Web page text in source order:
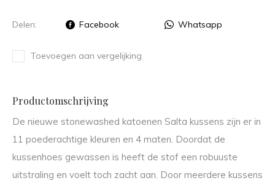
Delen: Facebook Whatsapp
Toevoegen aan vergelijking
Productomschrijving
De nieuwe stonewashed katoenen Salta kussens zijn er in
11 poederachtige kleuren en 4 maten. Doordat de
kussenhoes gewassen is heeft de stof een robuuste
uitstraling en voelt toch zacht aan. Door meerdere kussens